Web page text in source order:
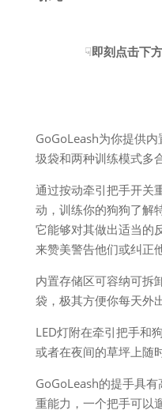
☟即刻点击下
GoGoLeash为你提供
圾袋和两种训练模式多
通过按动牵引把手开关
动，训练你的狗狗了解
它能够对其做出适当的
来赞美警告他们或纠正
内置存储区可容纳可拆
袋，极其方便你每天外
LED灯附在牵引把手和
或者在夜间的草坪上随
GoGoLeash的提手具
重能力，一个把手可以